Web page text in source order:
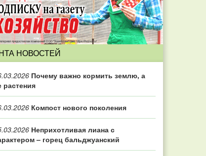
НОВОСТЕЙ
Почему важно кормить землю, а
растения
Компост нового поколения
Неприхотливая лиана с
– горец бальджуанский